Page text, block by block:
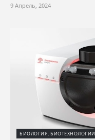
9 Апрель, 2024
БИОЛОГИЯ, БИОТЕХНОЛОГИИ